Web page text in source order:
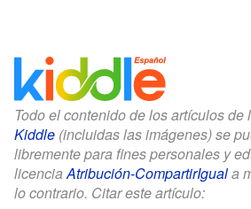
Todo el contenido de los artículos de
Kiddle (incluidas las imágenes) se
libremente para fines personales y
licenciaAtribución-CompartirIguala
lo contrario. Citar este artículo: